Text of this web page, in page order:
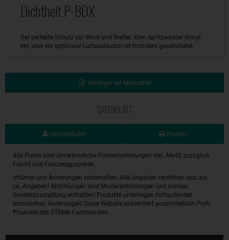
Dichtheit P-BOX
Der perfekte Schutz vor Wind und Wetter. Kein Spritzwasser dringt
ein, aber ein optimaler Luftaustausch ist trotzdem gewährleitet.
Anhänger auf Merkzettel
DATENBLATT
Herunterladen Drucken
Alle Preise sind unverbindliche Preisempfehlungen inkl. MwSt zuzüglich
Fracht und Fahrzeugpapieren.
Irrtümer und Änderungen vorbehalten! Alle Angaben verstehen sich als
ca.-Angaben! Abbildungen sind Musterabbildungen und können
Sonderausstattung enthalten! Produkte unterliegen fortlaufenden
technischen Änderungen! Diese Website präsentiert ausschließlich Profi-
Produkte des STEMA-Fachhandels.